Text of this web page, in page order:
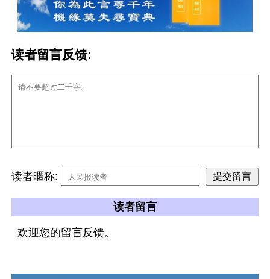
读者留言反馈:
读者暱称:
读者留言
欢迎您的留言反馈。